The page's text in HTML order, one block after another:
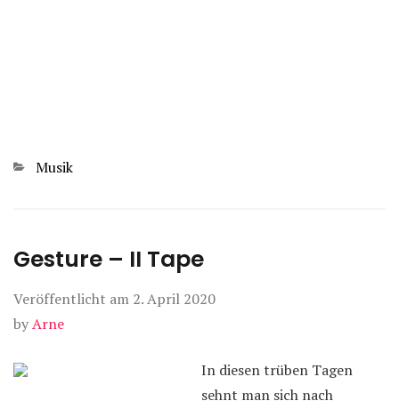
Kategorien
Musik
Gesture – II Tape
Veröffentlicht am 2. April 2020
byArne
In diesen trüben Tagen
sehnt man sich nach